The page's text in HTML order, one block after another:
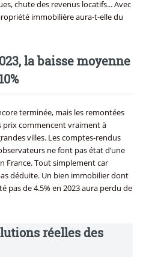
chute des revenus locatifs... Avec
immobilière aura-t-elle du
la baisse moyenne
terminée, mais les remontées
prix commencent vraiment à
villes. Les comptes-rendus
ne font pas état d’une
France. Tout simplement car
déduite. Un bien immobilier dont
pas de 4.5% en 2023 aura perdu de
réelles des